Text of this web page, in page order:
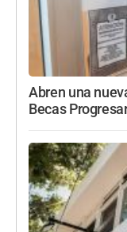
Abren una
Becas